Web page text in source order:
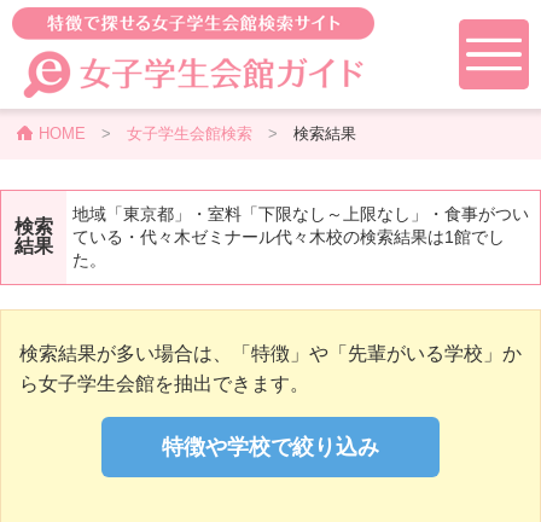
HOME > 女子学生会館検索> 検索結果
検索
結果
地域「東京都」・室料「下限なし～上限なし」・食事がつい
ている・代々木ゼミナール代々木校の検索結果は1館でし
た。
検索結果が多い場合は、「特徴」や「先輩がいる学校」か
ら女子学生会館を抽出できます。